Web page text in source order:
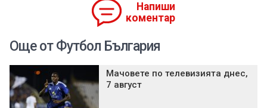
Напиши
коментар
Още от Футбол България
Мачовете по телевизията днес,
7 август